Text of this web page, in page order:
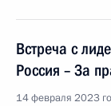
Встреча с
Россия – За
14 февраля 2023